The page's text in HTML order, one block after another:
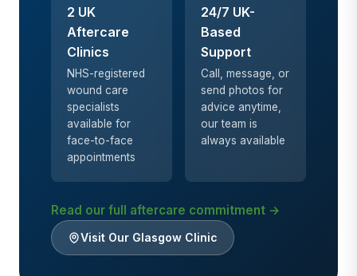
2 UK
Aftercare
Clinics
NHS-registered
wound care
specialists
available for
face-to-face
appointments
24/7 UK-
Based
Support
Call, message, or
send photos for
advice anytime,
our team is
always available
Read our full aftercare commitment →
Visit Our Glasgow Clinic